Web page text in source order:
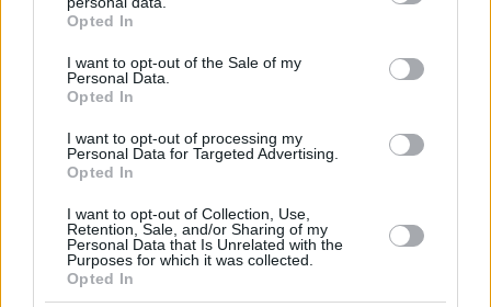
grant or deny consent to Google and its third-party tags to
use your data for below specified purposes in below Google
consent section.
Opted In
I want to opt-out of the Sale of my
Personal Data.
Opted In
I want to opt-out of processing my
Personal Data for Targeted Advertising.
Opted In
I want to opt-out of Collection, Use,
Retention, Sale, and/or Sharing of my
Personal Data that Is Unrelated with the
Purposes for which it was collected.
Opted In